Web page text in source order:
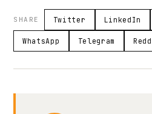
SHARE Twitter LinkedIn
WhatsApp Telegram